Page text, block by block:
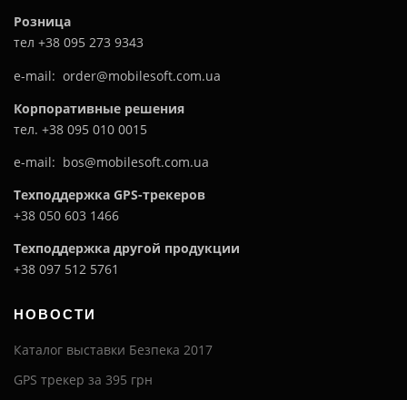
Розница
тел +38 095 273 9343
e-mail: order@mobilesoft.com.ua
Корпоративные решения
тел. +38 095 010 0015
e-mail: bos@mobilesoft.com.ua
Техподдержка GPS-трекеров
+38 050 603 1466
Техподдержка другой продукции
+38 097 512 5761
НОВОСТИ
Каталог выставки Безпека 2017
GPS трекер за 395 грн